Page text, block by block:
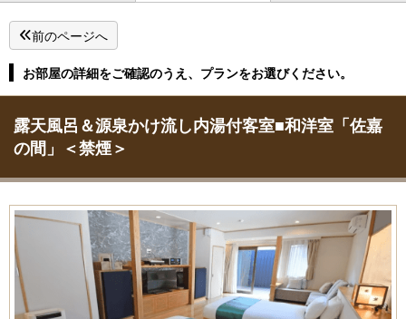
前のページへ
お部屋の詳細をご確認のうえ、プランをお選びください。
露天風呂＆源泉かけ流し内湯付客室■和洋室「佐嘉
の間」＜禁煙＞